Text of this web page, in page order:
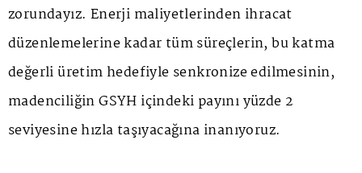
zorundayız. Enerji maliyetlerinden ihracat
düzenlemelerine kadar tüm süreçlerin, bu katma
değerli üretim hedefiyle senkronize edilmesinin,
madenciliğin GSYH içindeki payını yüzde 2
seviyesine hızla taşıyacağına inanıyoruz.